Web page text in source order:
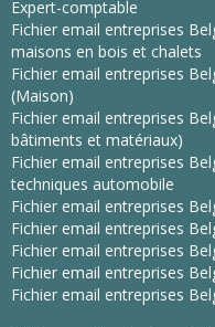
Expert-comptable
Fichier email entreprises
maisons en bois et chalets
Fichier email entreprises
(Maison)
Fichier email entreprises
bâtiments et matériaux)
Fichier email entreprises
techniques automobile
Fichier email entreprises
Fichier email entreprises
Fichier email entreprises
Fichier email entreprises
Fichier email entreprises